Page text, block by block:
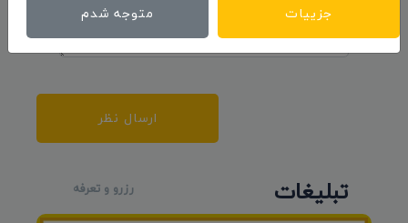
ارسال نظر
تبلیغات رزرو و تعرفه
جزییات متوجه شدم